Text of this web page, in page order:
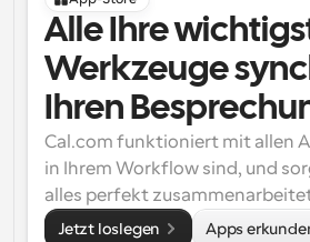
Alle Ihre
Werkzeuge
Ihren
Cal.com funktioniert mit allen
in Ihrem Workflow sind, und
alles perfekt
Jetzt loslegen Apps